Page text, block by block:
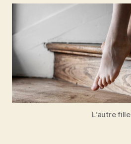
L'autre fille